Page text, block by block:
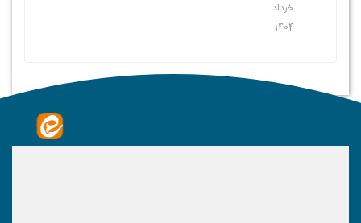
خرداد
1404